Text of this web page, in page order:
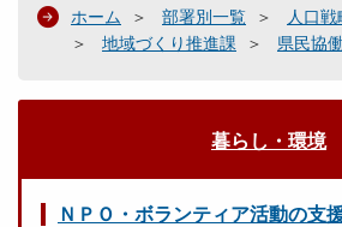
ホーム 部署別一覧
人口戦
地域づくり推進課
県民協
暮らし・環境
ＮＰＯ・ボランティア活動の支